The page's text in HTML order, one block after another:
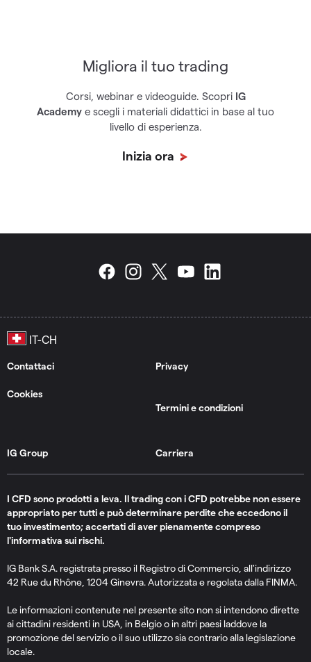
Migliora il tuo trading
Corsi, webinar e videoguide. Scopri IG
Academy e scegli i materiali didattici in base al tuo
livello di esperienza.
Inizia ora
Contattaci Privacy
Cookies
Termini e condizioni
IG Group Carriera
I CFD sono prodotti a leva. Il trading con i CFD potrebbe non essere
appropriato per tutti e può determinare perdite che eccedono il
tuo investimento; accertati di aver pienamente compreso
l'informativa sui rischi.
IG Bank S.A. registrata presso il Registro di Commercio, all'indirizzo
42 Rue du Rhône, 1204 Ginevra. Autorizzata e regolata dalla FINMA.
Le informazioni contenute nel presente sito non si intendono dirette
ai cittadini residenti in USA, in Belgio o in altri paesi laddove la
promozione del servizio o il suo utilizzo sia contrario alla legislazione
locale.